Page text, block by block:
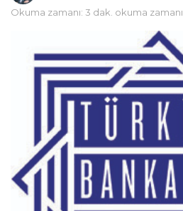
Okuma zamanı: 3 dak. okuma zamanı